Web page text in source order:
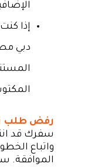
إذا
دبي
رفض طلب
سفرك قد
واتباع
الموافقة.